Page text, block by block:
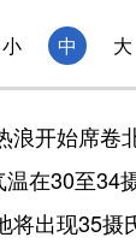
小 中 大
开始席卷
在30至34
出现35摄